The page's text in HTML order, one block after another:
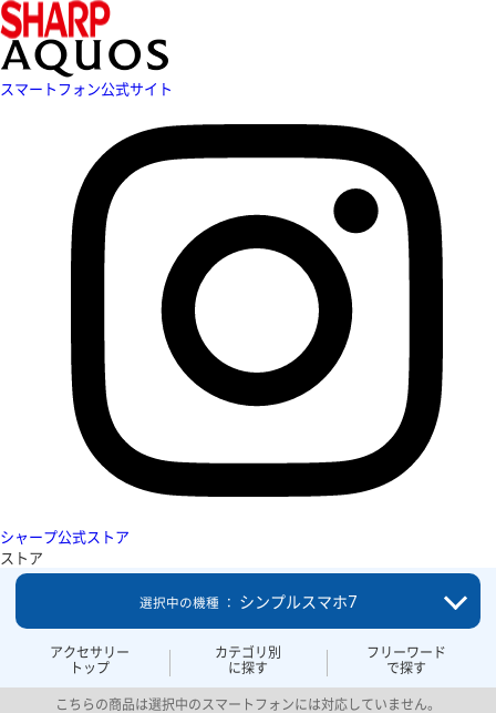
スマートフォン公式サイト
シャープ公式ストア
ストア
アクセサリー
トップ
カテゴリ別
に探す
フリーワード
で探す
選択中の機種 ： シンプルスマホ7
こちらの商品は選択中のスマートフォンには対応していません。